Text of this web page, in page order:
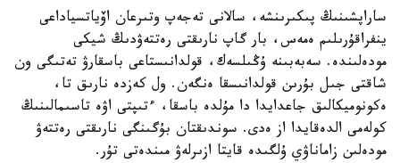
ساراپشىنىڭ پىكىرىنشە، سالانى تەجەپ وتىرعان اۆياتسياداعى
ينفراقۇرىلىم ەمەس، بار گاپ نارىقتى رەتتەۋدىڭ شيكى
مودەلىندە. سەبەبىنە ۇڭىلسەك، قولدانىستاعى باسقارۋ تەتىگى ون
شاقتى جىل بۇرىن قولدانىسقا ەنگەن. ول كەزدە نارىق تا،
ەكونوميكالىق جاعدايدا دا مۇلدە باسقا، ءتىپتى اۋە تاسىمالىنىڭ
كولەمى الدەقايدا از ەدى. سوندىقتان بۇگىنگى نارىقتى رەتتەۋ
مودەلىن زاماناۋي ۇلگىدە قايتا ازىرلەۋ مىندەتى تۇر.